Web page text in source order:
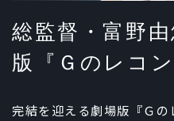
総監督・富野
版『Ｇのレコ
完結を迎える劇場版『Ｇ